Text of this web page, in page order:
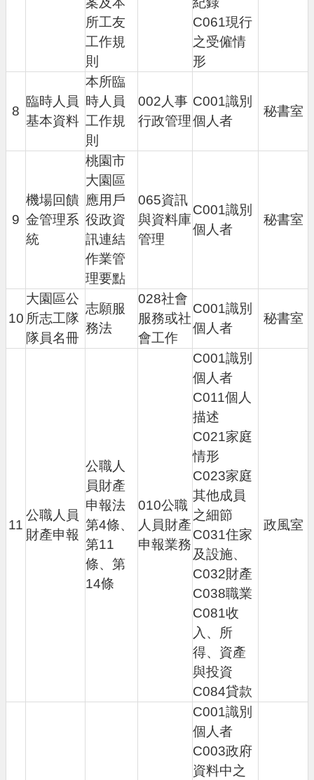
頁
站
箱
題
桃
私
權
所工友
工作規
則
C061現行
之受僱情
形
8
臨時人員
基本資料
本所臨
時人員
工作規
則
002人事
行政管理
C001識別
個人者
秘書室
9
機場回饋
金管理系
統
桃園市
大園區
應用戶
役政資
訊連結
作業管
理要點
065資訊
與資料庫
管理
C001識別
個人者
秘書室
10
大園區公
所志工隊
隊員名冊
志願服
務法
028社會
服務或社
會工作
C001識別
個人者
秘書室
11
公職人員
財產申報
公職人
員財產
申報法
第4條、
第11
條、第
14條
010公職
人員財產
申報業務
C001識別
個人者
C011個人
描述
C021家庭
情形
C023家庭
其他成員
之細節
C031住家
及設施、
C032財產
C038職業
C081收
入、所
得、資產
與投資
C084貸款
政風室
C001識別
個人者
C003政府
資料中之